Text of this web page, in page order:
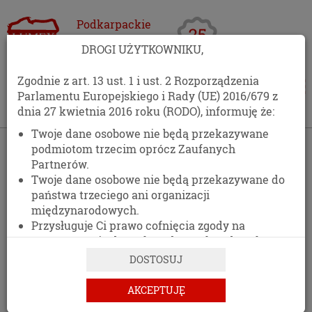
Podkarpackie
Centrum
Opakowań
DROGI UŻYTKOWNIKU,
Zgodnie z art. 13 ust. 1 i ust. 2 Rozporządzenia
Parlamentu Europejskiego i Rady (UE) 2016/679 z
dnia 27 kwietnia 2016 roku (RODO), informuję że:
Twoje dane osobowe nie będą przekazywane
podmiotom trzecim oprócz Zaufanych
Partnerów.
Twoje dane osobowe nie będą przekazywane do
państwa trzeciego ani organizacji
międzynarodowych.
Przysługuje Ci prawo cofnięcia zgody na
przetwarzanie danych osobowych w dowolnym
momencie, bez wpływu na zgodność z prawem
zgody przed jej cofnięciem.
Posiadasz prawo dostępu do treści swoich
DOSTOSUJ
AKCEPTUJĘ